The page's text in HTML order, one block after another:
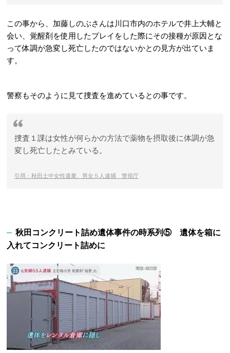
この事から、加藤しのぶさんは川口市内のホテルで井上大輔と
会い、覚醒剤を使用したプレイをした際にその接種が原因とな
って体調が急変し死亡したのではないかとの見方が出ていま
す。
警察もそのように見て捜査を進めているとの事です。
捜査１課は女性が何らかの方法で薬物を摂取後に体調が急
変し死亡したとみている。
引用：秋田土中女性遺棄、男女５人逮捕 警視庁
秋田コンクリート詰め遺体事件の時系列⑤ 遺体を箱に
入れてコンクリート詰めに